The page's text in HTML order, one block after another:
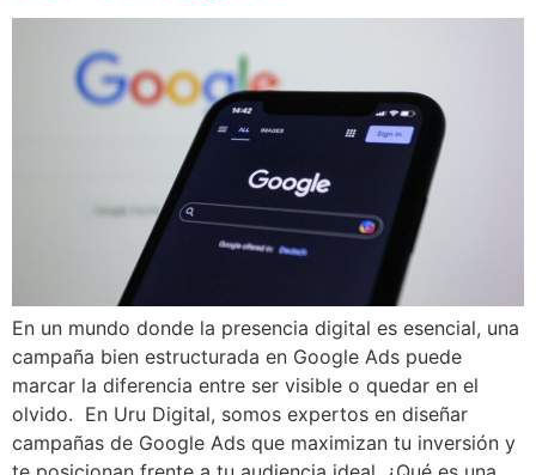
En un mundo donde la presencia digital es esencial, una
campaña bien estructurada en Google Ads puede
marcar la diferencia entre ser visible o quedar en el
olvido. En Uru Digital, somos expertos en diseñar
campañas de Google Ads que maximizan tu inversión y